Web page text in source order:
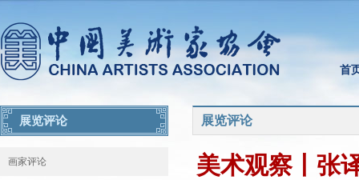
首
展览评论
画家评论
展览评论
美术观察丨张